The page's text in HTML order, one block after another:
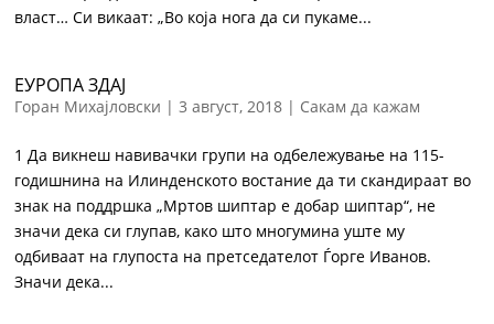
власт… Си викаат: „Во која нога да си пукаме...
ЕУРОПА ЗДАЈ
Горан Михајловски |3 август, 2018 | Сакам да кажам
1 Да викнеш навивачки групи на одбележување на 115-
годишнина на Илинденското востание да ти скандираат во
знак на поддршка „Мртов шиптар е добар шиптар“, не
значи дека си глупав, како што многумина уште му
одбиваат на глупоста на претседателот Ѓорге Иванов.
Значи дека...